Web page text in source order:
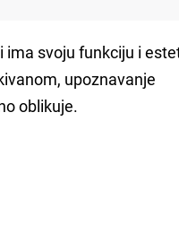
svoju funkciju i
upoznavanje
oblikuje.